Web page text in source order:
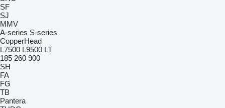
SF
SJ
MMV
A-series S-series
CopperHead
L7500 L9500 LT
185 260 900
SH
FA
FG
TB
Pantera